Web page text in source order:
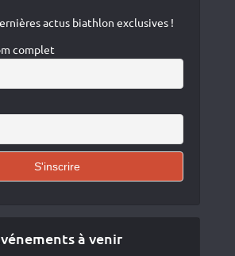
actus biathlon exclusives !
complet
à venir